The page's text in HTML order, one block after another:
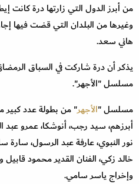
من أبرز الدول التي زارتها درة كانت
وغيرها من البلدان التي قضت فيها
هاني سعد.
مسلسل "الأجهر".
مسلسل "الأجهر" من بطولة عدد كبير
أبرزهم، سيد رجب، أنوشكا، عمرو
نور النبوي، عارفة عبد الرسول، سارة
خالد زكي، الفنان القدير محمود
وإخراج ياسر سامي.